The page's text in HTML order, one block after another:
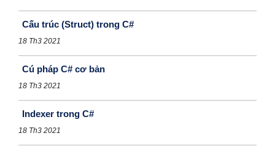
Cấu trúc (Struct) trong C#
18 Th3 2021
Cú pháp C# cơ bản
18 Th3 2021
Indexer trong C#
18 Th3 2021